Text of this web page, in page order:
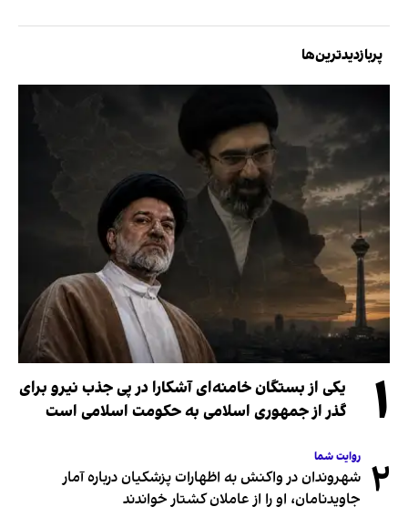
پربازدیدترین‌ها
۱
یکی از بستگان خامنه‌ای آشکارا در پی جذب نیرو برای
گذر از جمهوری اسلامی به حکومت اسلامی است
۲ روایت شما
شهروندان در واکنش به اظهارات پزشکیان درباره آمار
جاویدنامان، او را از عاملان کشتار خواندند